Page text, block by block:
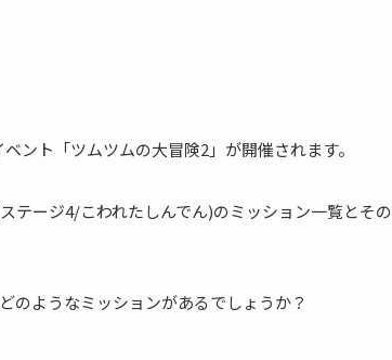
ント「ツムツムの大冒険2」が開催されます。
テージ4/こわれたしんでん)のミッション一覧とその
のようなミッションがあるでしょうか？